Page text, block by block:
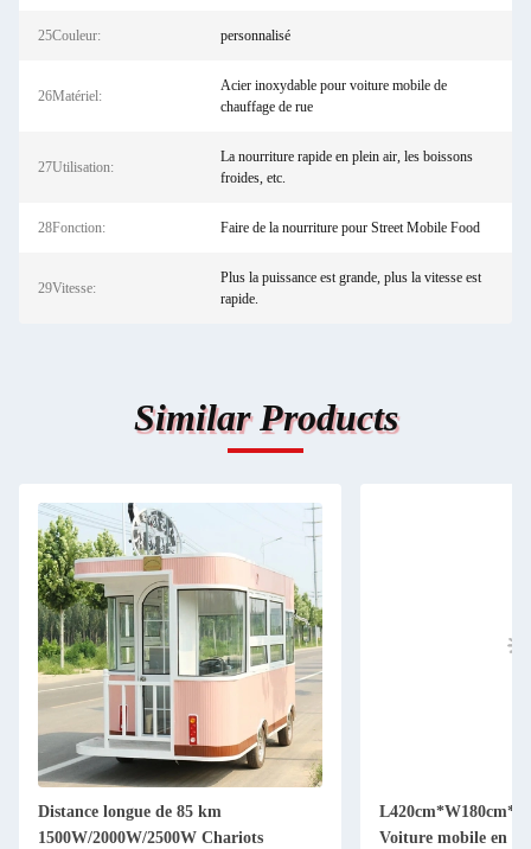
25Couleur: personnalisé
26Matériel:
Acier inoxydable pour voiture mobile de
chauffage de rue
27Utilisation:
La nourriture rapide en plein air, les boissons
froides, etc.
28Fonction: Faire de la nourriture pour Street Mobile Food
29Vitesse:
Plus la puissance est grande, plus la vitesse est
rapide.
Similar Products
Distance longue de 85 km
1500W/2000W/2500W Chariots
Voiture mobile en